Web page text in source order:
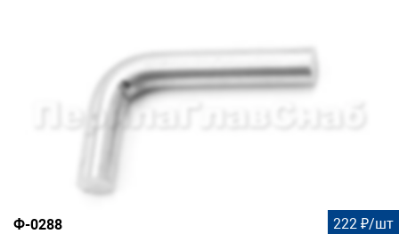
Ф-0288 222 ₽/шт